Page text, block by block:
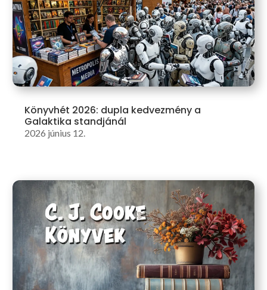
Könyvhét 2026: dupla kedvezmény a
Galaktika standjánál
2026 június 12.